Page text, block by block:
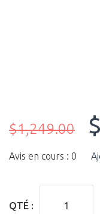
$1,249.00
Avis en cours : 0
QTÉ :